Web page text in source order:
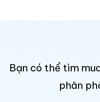
Bạn có thể tìm
phân